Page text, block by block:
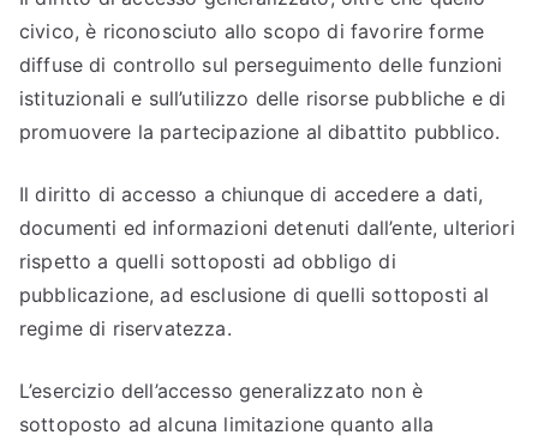
civico, è riconosciuto allo scopo di favorire forme
diffuse di controllo sul perseguimento delle funzioni
istituzionali e sull’utilizzo delle risorse pubbliche e di
promuovere la partecipazione al dibattito pubblico.
Il diritto di accesso a chiunque di accedere a dati,
documenti ed informazioni detenuti dall’ente, ulteriori
rispetto a quelli sottoposti ad obbligo di
pubblicazione, ad esclusione di quelli sottoposti al
regime di riservatezza.
L’esercizio dell’accesso generalizzato non è
sottoposto ad alcuna limitazione quanto alla